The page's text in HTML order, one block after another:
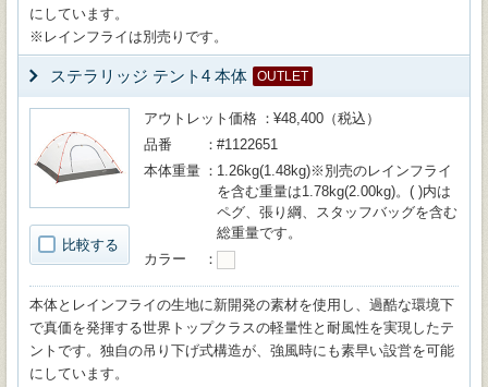
にしています。
※レインフライは別売りです。
ステラリッジ テント4 本体 OUTLET
比較する
アウトレット価格
¥48,400（税込）
品番
#1122651
本体重量
1.26kg(1.48kg)※別売のレインフライ
を含む重量は1.78kg(2.00kg)。( )内は
ペグ、張り綱、スタッフバッグを含む
総重量です。
カラー
本体とレインフライの生地に新開発の素材を使用し、過酷な環境下
で真価を発揮する世界トップクラスの軽量性と耐風性を実現したテ
ントです。独自の吊り下げ式構造が、強風時にも素早い設営を可能
にしています。